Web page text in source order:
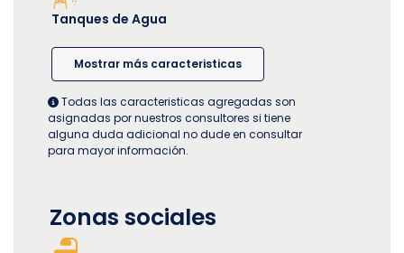
Tanques de Agua
Mostrar más caracteristicas
Todas las caracteristicas agregadas son
asignadas por nuestros consultores si tiene
alguna duda adicional no dude en consultar
para mayor información.
Zonas sociales